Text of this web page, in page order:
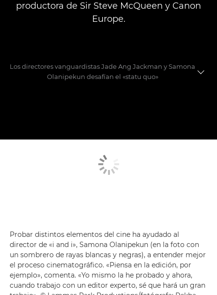
productora de Sir Steve McQueen y Canon
Europe.
Los directores vanguardistas Jade Ang Jackman y Samona
Olanipekun desafían el «statu quo»
Probar distintos elementos del cine ha ayudado al
director de «i and i», Samona Olanipekun (en la foto con
un sombrero de rayas blancas y negras), a entender mejor
el proceso cinematográfico. «Piensa en la edición, por
ejemplo», comenta. «Yo mismo la he probado y ahora,
cuando trabajo con un editor experto, sé que hará un gran